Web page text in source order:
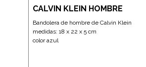
CALVIN KLEIN HOMBRE
Bandolera de hombre de Calvin Klein
medidas: 18 x 22 x 5 cm
color azul